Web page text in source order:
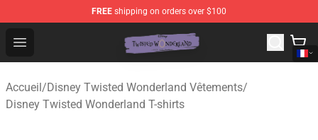
FREE shipping on orders over $100
Open menu
Twisted Wonderland Store - Official Twisted
Accueil/Disney Twisted Wonderland Vêtements/
Disney Twisted Wonderland T-shirts